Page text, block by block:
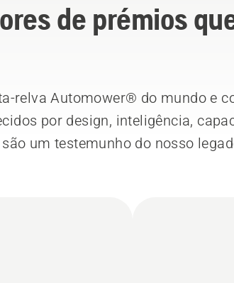
de prémios
relva Automower® do mundo e
por design, inteligência,
um testemunho do nosso